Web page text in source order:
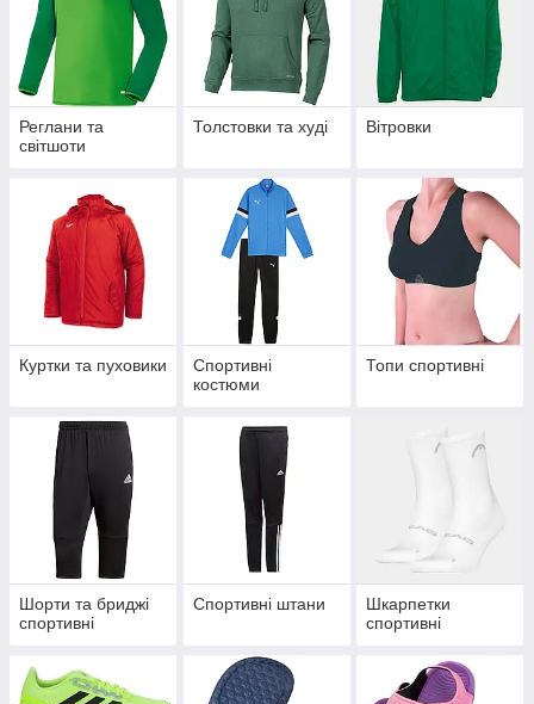
Реглани та
світшоти
Толстовки та худі Вітровки
Куртки та пуховики
Спортивні
костюми
Топи спортивні
Шорти та бриджі
спортивні
Спортивні штани
Шкарпетки
спортивні